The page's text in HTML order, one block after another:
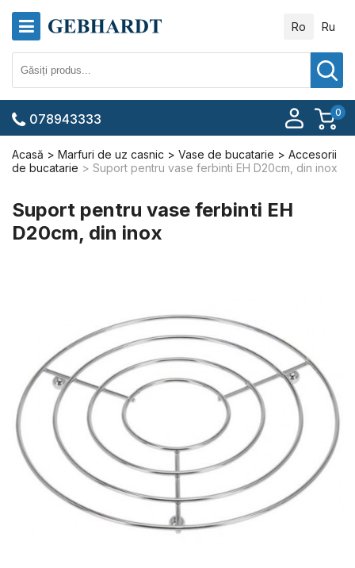
Ro Ru
0
078943333
Acasă Marfuri de uz casnic Vase de bucatarie
Accesorii
de bucatarie
Suport pentru vase ferbinti EH D20сm, din inox
Suport pentru vase ferbinti EH
D20сm, din inox